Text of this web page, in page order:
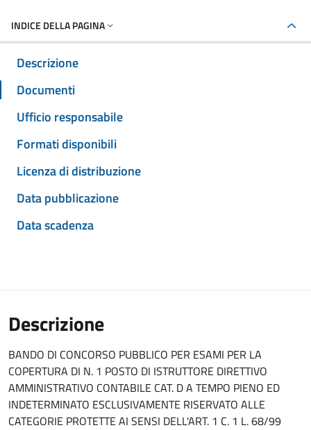
INDICE DELLA PAGINA
Descrizione
Documenti
Ufficio responsabile
Formati disponibili
Licenza di distribuzione
Data pubblicazione
Data scadenza
Descrizione
BANDO DI CONCORSO PUBBLICO PER ESAMI PER LA
COPERTURA DI N. 1 POSTO DI ISTRUTTORE DIRETTIVO
AMMINISTRATIVO CONTABILE CAT. D A TEMPO PIENO ED
INDETERMINATO ESCLUSIVAMENTE RISERVATO ALLE
CATEGORIE PROTETTE AI SENSI DELL'ART. 1 C. 1 L. 68/99